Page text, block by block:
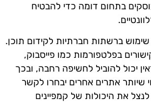
בתחום דומה כדי להבטיח
ברשתות חברתיות לקידום תוכן.
בפלטפורמות כמו פייסבוק,
יכול להוביל לחשיפה רחבה, ובכך
שיותר אתרים אחרים יבחרו לקשר
את היכולות של קמפיינים